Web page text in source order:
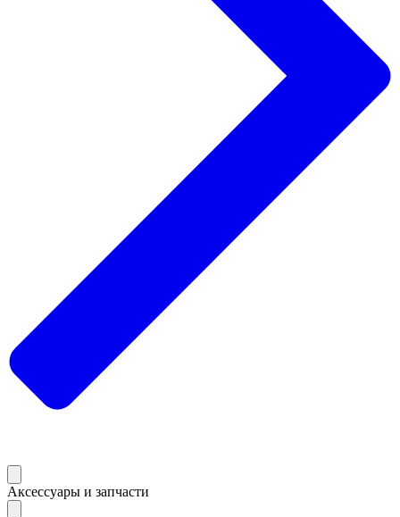
Аксессуары и запчасти